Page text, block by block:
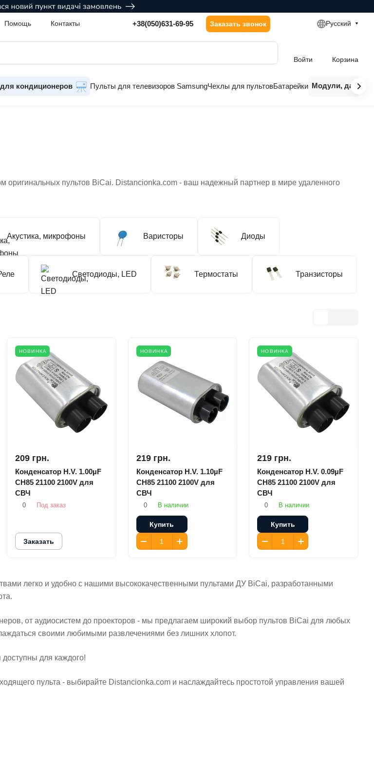
Помощь Контакты +38(050)631-69-95 Заказать звонок Русский
Войти Корзина
кондиционеров Пульты для телевизоров SamsungЧехлы для пультовБатарейки Модули,
оригинальных пультов BiCai. Distancionka.com - ваш надежный партнер в мире удаленного
Акустика, микрофоны Варисторы Диоды
Светодиоды, LED Термостаты Транзисторы
НОВИНКА
209 грн.
Конденсатор H.V. 1.00µF
CH85 21100 2100V для
СВЧ
0 Под заказ
Заказать
НОВИНКА
219 грн.
Конденсатор H.V. 1.10µF
CH85 21100 2100V для
СВЧ
0 В наличии
Купить
НОВИНКА
219 грн.
Конденсатор H.V. 0.09µF
CH85 21100 2100V для
СВЧ
0 В наличии
Купить
легко и удобно с нашими высококачественными пультами ДУ BiCai, разработанными
от аудиосистем до проекторов - мы предлагаем широкий выбор пультов BiCai для любых
своими любимыми развлечениями без лишних хлопот.
для каждого!
пульта - выбирайте Distancionka.com и наслаждайтесь простотой управления вашей